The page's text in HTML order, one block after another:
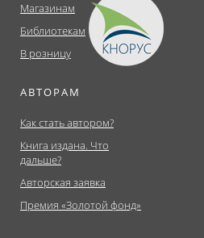
Магазинам
Библиотекам
В розницу
АВТОРАМ
Как стать автором?
Книга издана. Что
дальше?
Авторская заявка
Премия «Золотой фонд»